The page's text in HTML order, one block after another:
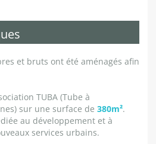
et bruts ont été aménagés afin
TUBA (Tube à
sur une surface de 380m².
au développement et à
services urbains.